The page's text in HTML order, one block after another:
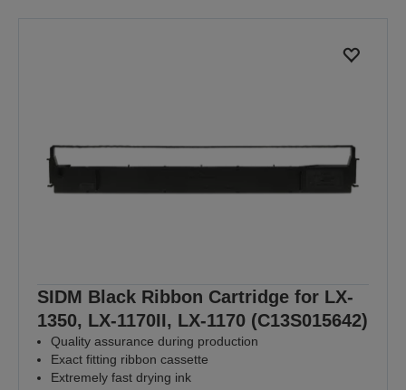
SIDM Black Ribbon Cartridge for LX-
1350, LX-1170II, LX-1170 (C13S015642)
Quality assurance during production
Exact fitting ribbon cassette
Extremely fast drying ink